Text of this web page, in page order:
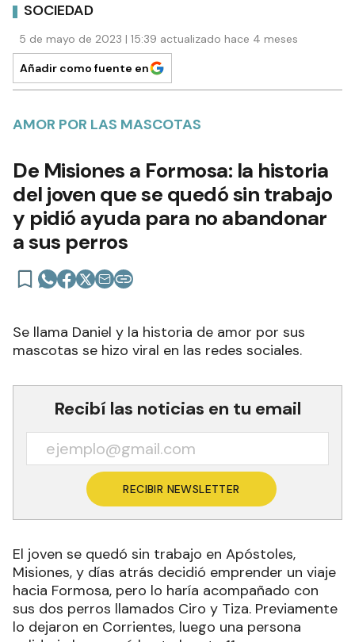
SOCIEDAD
5 de mayo de 2023 | 15:39 actualizado hace 4 meses
Añadir como fuente en
AMOR POR LAS MASCOTAS
De Misiones a Formosa: la historia
del joven que se quedó sin trabajo
y pidió ayuda para no abandonar
a sus perros
Se llama Daniel y la historia de amor por sus
mascotas se hizo viral en las redes sociales.
Recibí las noticias en tu email
RECIBIR NEWSLETTER
El joven se quedó sin trabajo en Apóstoles,
Misiones, y días atrás decidió emprender un viaje
hacia Formosa, pero lo haría acompañado con
sus dos perros llamados Ciro y Tiza. Previamente
lo dejaron en Corrientes, luego una persona